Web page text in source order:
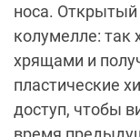
носа. Открытый
колумелле: так
хрящами и
пластические
доступ, чтобы